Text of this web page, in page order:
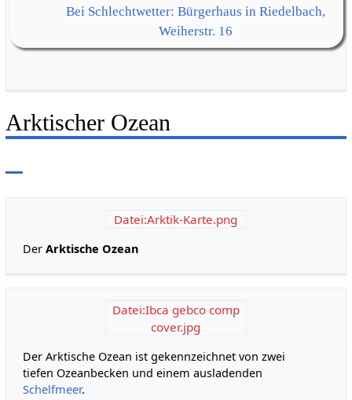
Bei Schlechtwetter: Bürgerhaus in Riedelbach,
Weiherstr. 16
Arktischer Ozean
Datei:Arktik-Karte.png
DerArktische Ozean
Datei:Ibca gebco comp
cover.jpg
Der Arktische Ozean ist gekennzeichnet von zwei
tiefen Ozeanbecken und einem ausladenden
Schelfmeer.